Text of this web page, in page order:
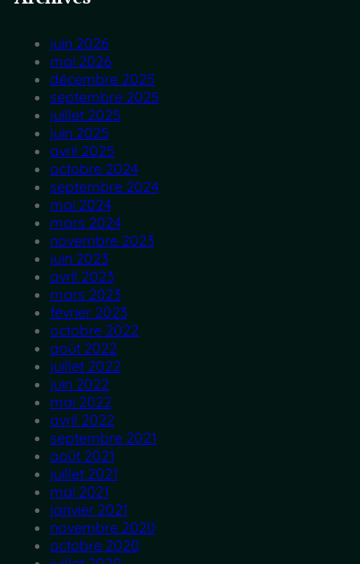
juin 2026
mai 2026
décembre 2025
septembre 2025
juillet 2025
juin 2025
avril 2025
octobre 2024
septembre 2024
mai 2024
mars 2024
novembre 2023
juin 2023
avril 2023
mars 2023
février 2023
octobre 2022
août 2022
juillet 2022
juin 2022
mai 2022
avril 2022
septembre 2021
août 2021
juillet 2021
mai 2021
janvier 2021
novembre 2020
octobre 2020